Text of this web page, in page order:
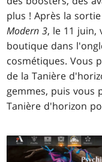
plus ! Après la
Modern 3, le 11 juin,
boutique dans
cosmétiques. Vous
de la Tanière
gemmes, puis vous
Tanière d'horizon